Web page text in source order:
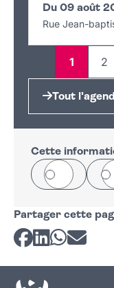
Du 09 août
Rue Jean-
Page
1 2
Tout
Cette
Oui
Partager cette
Partager sur
Partager sur
Partager